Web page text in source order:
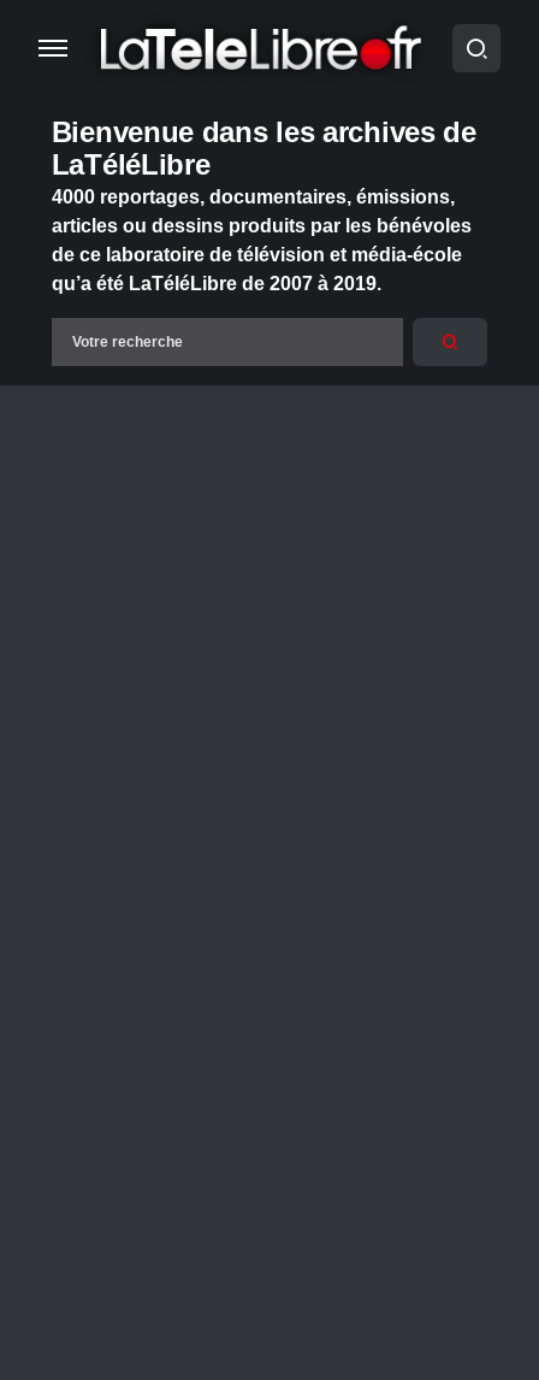
Bienvenue dans les archives de
LaTéléLibre
4000 reportages, documentaires, émissions,
articles ou dessins produits par les bénévoles
de ce laboratoire de télévision et média-école
qu’a été LaTéléLibre de 2007 à 2019.